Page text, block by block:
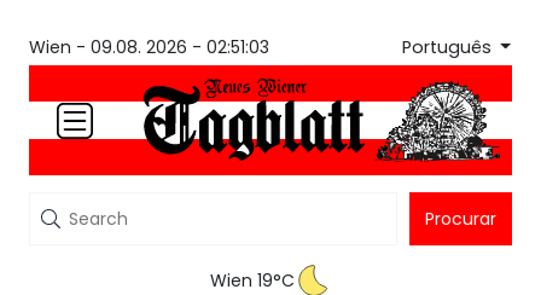
Wien - 09.08. 2026 - 02:51:03 Português
Procurar
Wien 19°C